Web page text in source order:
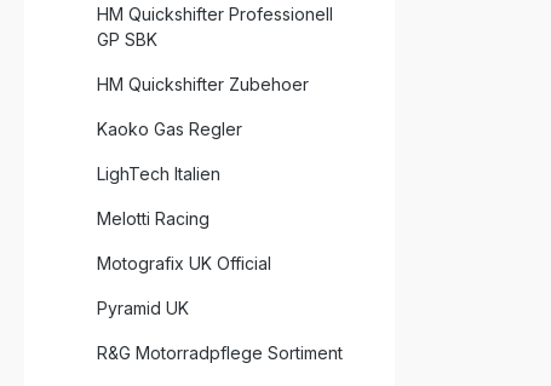
HM Quickshifter Professionell
GP SBK
HM Quickshifter Zubehoer
Kaoko Gas Regler
LighTech Italien
Melotti Racing
Motografix UK Official
Pyramid UK
R&G Motorradpflege Sortiment